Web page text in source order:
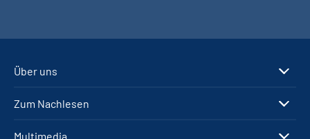
Über uns
Zum Nachlesen
Multimedia